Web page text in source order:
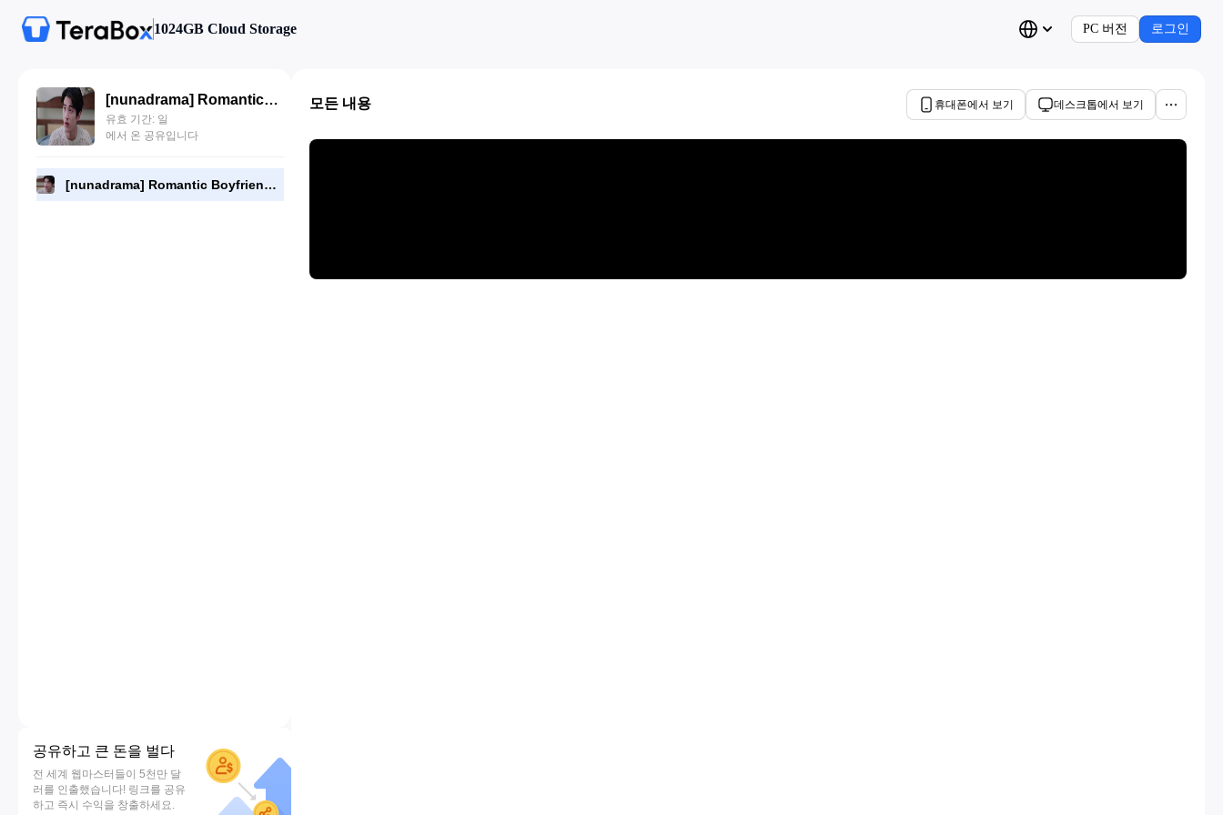
1024GB Cloud Storage PC 버전 로그인
[nunadrama] Romantic Boyfriend Episode 6.720p.mp4
유효 기간: 일
에서 온 공유입니다
[nunadrama] Romantic Boyfriend Episode 6.720p.mp4
공유하고 큰 돈을 벌다
전 세계 웹마스터들이 5천만 달
러를 인출했습니다! 링크를 공유
하고 즉시 수익을 창출하세요.
모든 내용 휴대폰에서 보기 데스크톱에서 보기